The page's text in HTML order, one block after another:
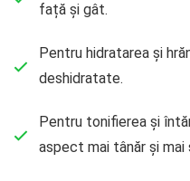
față și gât.
Pentru hidratarea și
deshidratate.
Pentru tonifierea și
aspect mai tânăr și mai